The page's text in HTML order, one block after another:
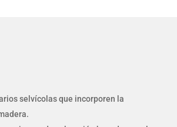
selvícolas que incorporen la